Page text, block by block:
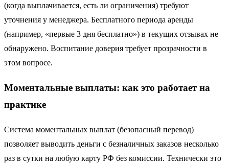
(когда выплачивается, есть ли ограничения) требуют
уточнения у менеджера. Бесплатного периода аренды
(например, «первые 3 дня бесплатно») в текущих отзывах не
обнаружено. Воспитание доверия требует прозрачности в
этом вопросе.
Моментальные выплаты: как это работает на
практике
Система моментальных выплат (безопасный перевод)
позволяет выводить деньги с безналичных заказов несколько
раз в сутки на любую карту РФ без комиссии. Технически это